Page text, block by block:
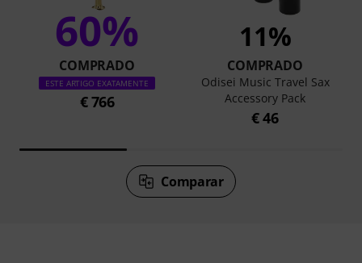
60%
COMPRADO
ESTE ARTIGO EXATAMENTE
€ 766
11%
COMPRADO
Odisei Music Travel Sax
Accessory Pack
€ 46
Comparar